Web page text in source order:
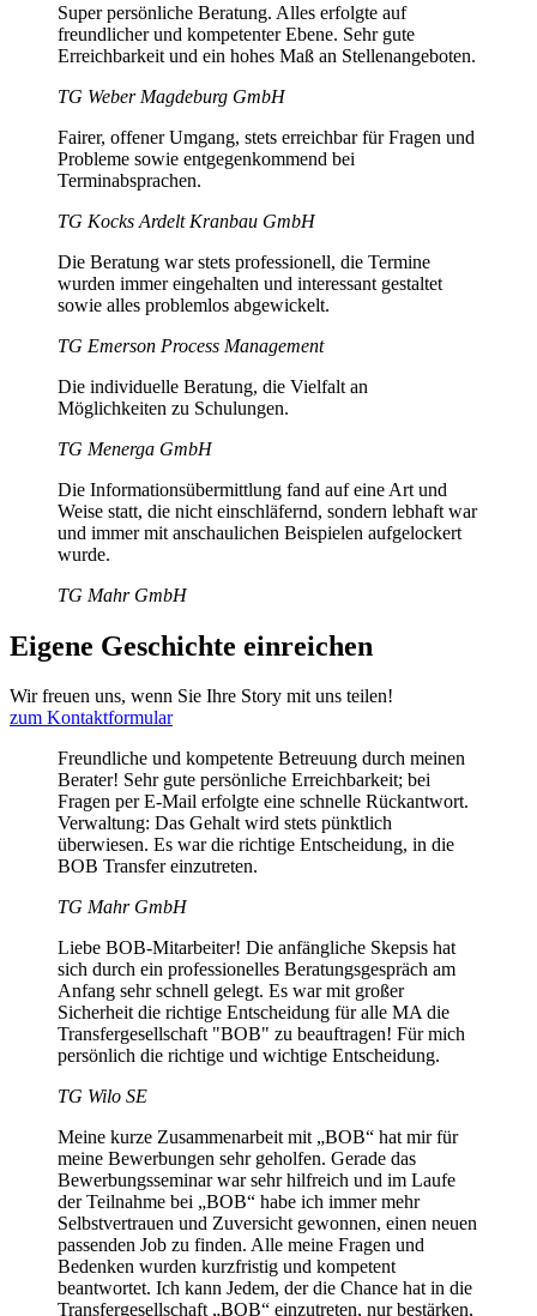
Super persönliche Beratung. Alles erfolgte auf
freundlicher und kompetenter Ebene. Sehr gute
Erreichbarkeit und ein hohes Maß an Stellenangeboten.
TG Weber Magdeburg GmbH
Fairer, offener Umgang, stets erreichbar für Fragen und
Probleme sowie entgegenkommend bei
Terminabsprachen.
TG Kocks Ardelt Kranbau GmbH
Die Beratung war stets professionell, die Termine
wurden immer eingehalten und interessant gestaltet
sowie alles problemlos abgewickelt.
TG Emerson Process Management
Die individuelle Beratung, die Vielfalt an
Möglichkeiten zu Schulungen.
TG Menerga GmbH
Die Informationsübermittlung fand auf eine Art und
Weise statt, die nicht einschläfernd, sondern lebhaft war
und immer mit anschaulichen Beispielen aufgelockert
wurde.
TG Mahr GmbH
Eigene Geschichte einreichen
Wir freuen uns, wenn Sie Ihre Story mit uns teilen!
zum Kontaktformular
Freundliche und kompetente Betreuung durch meinen
Berater! Sehr gute persönliche Erreichbarkeit; bei
Fragen per E-Mail erfolgte eine schnelle Rückantwort.
Verwaltung: Das Gehalt wird stets pünktlich
überwiesen. Es war die richtige Entscheidung, in die
BOB Transfer einzutreten.
TG Mahr GmbH
Liebe BOB-Mitarbeiter! Die anfängliche Skepsis hat
sich durch ein professionelles Beratungsgespräch am
Anfang sehr schnell gelegt. Es war mit großer
Sicherheit die richtige Entscheidung für alle MA die
Transfergesellschaft "BOB" zu beauftragen! Für mich
persönlich die richtige und wichtige Entscheidung.
TG Wilo SE
Meine kurze Zusammenarbeit mit „BOB“ hat mir für
meine Bewerbungen sehr geholfen. Gerade das
Bewerbungsseminar war sehr hilfreich und im Laufe
der Teilnahme bei „BOB“ habe ich immer mehr
Selbstvertrauen und Zuversicht gewonnen, einen neuen
passenden Job zu finden. Alle meine Fragen und
Bedenken wurden kurzfristig und kompetent
beantwortet. Ich kann Jedem, der die Chance hat in die
Transfergesellschaft „BOB“ einzutreten, nur bestärken,